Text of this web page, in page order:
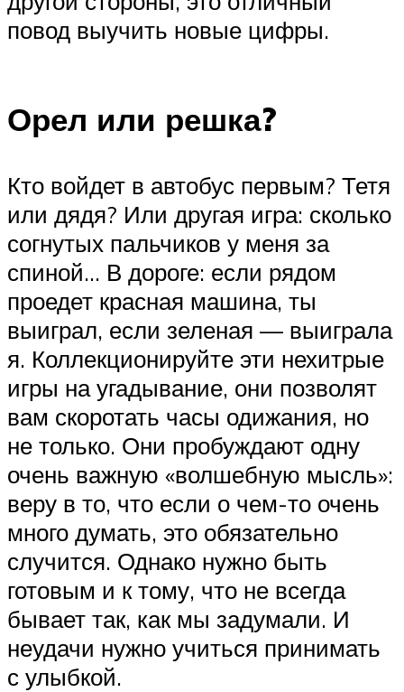
повод выучить новые цифры.
Орел или решка?
Кто войдет в автобус первым? Тетя
или дядя? Или другая игра: сколько
согнутых пальчиков у меня за
спиной… В дороге: если рядом
проедет красная машина, ты
выиграл, если зеленая — выиграла
я. Коллекционируйте эти нехитрые
игры на угадывание, они позволят
вам скоротать часы одижания, но
не только. Они пробуждают одну
очень важную «волшебную мысль»:
веру в то, что если о чем-то очень
много думать, это обязательно
случится. Однако нужно быть
готовым и к тому, что не всегда
бывает так, как мы задумали. И
неудачи нужно учиться принимать
с улыбкой.